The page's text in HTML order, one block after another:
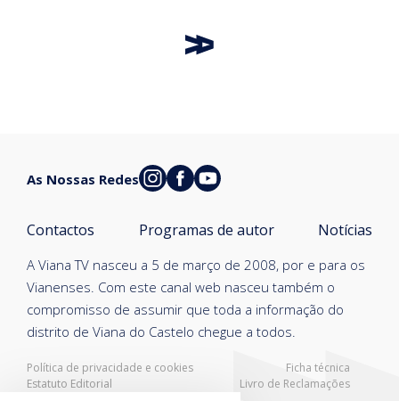
Política de privacidade e cookies
Ficha técnica
Estatuto Editorial
Livro de Reclamações
A Viana TV nasceu a 5 de março de 2008, por e para os
Vianenses. Com este canal web nasceu também o
compromisso de assumir que toda a informação do
distrito de Viana do Castelo chegue a todos.
Contactos Programas de autor Notícias
As Nossas Redes